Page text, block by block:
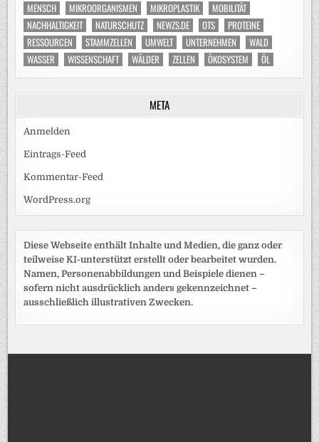
MENSCH
MIKROORGANISMEN MIKROPLASTIK
MOBILITÄT
NACHHALTIGKEIT
NATURSCHUTZ NEWZS.DE OTS
PROTEINE
RESSOURCEN
STAMMZELLEN UMWELT UNTERNEHMEN
WALD
WASSER
WISSENSCHAFT WÄLDER ZELLEN ÖKOSYSTEM ÖL
META
Anmelden
Eintrags-Feed
Kommentar-Feed
WordPress.org
Diese Webseite enthält Inhalte und Medien, die ganz oder
teilweise KI-unterstützt erstellt oder bearbeitet wurden.
Namen, Personenabbildungen und Beispiele dienen –
sofern nicht ausdrücklich anders gekennzeichnet –
ausschließlich illustrativen Zwecken.